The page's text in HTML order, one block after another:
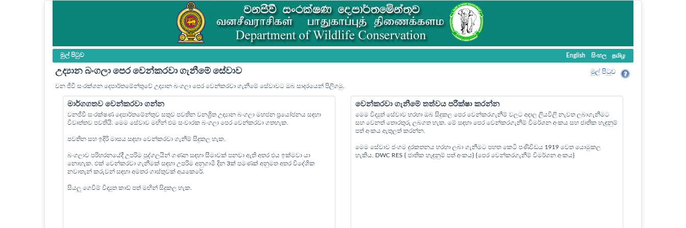
මුල් පි‍ටුව English සිංහල தமிழ
උද්‍යාන බංගලා පෙර වෙන්කරවා ගැනීමේ සේවාව මුල් පි‍ටුව
වන ජීවී සංරක්ශන දෙපාර්තමේන්තුවේ උද්‍යාන බංගලා පෙර වෙන්කරවා ගැනීමේ සේවාවට ඔබ සාදරයෙන් පිලිගමු.
මාර්ගගතව වෙන්කරවා ගන්න
වනජීවී සංරක්ෂණ දෙපාර්තමේන්තුව සතුව පවතින වනශ්‍රිත උද්‍යාන බංගලා මහජන ප්‍රයෝජනය සඳහා
විවෘත්තව පවතියි. මෙම සේවාව මඟින් එම සංචාරක බංගලා පෙර වෙන්කරවා ගතහැක.
පවතින සහ ඉදිරි මාසය සඳහා වෙන්කරවා ගැනීම් සිදුකල හැක.
බංගලාව පරිහරනයේදී උපරිම පුද්ගලයින් ගණන සඳහා සීමාවක් පනවා ඇති අතර එය ඉක්මවා යා
නොහැක. එක් වෙන්කරවා ගැනීමක් සඳහා උපරිම අනුගාමී දින 3ක් පමණක් අනුමත අතර විදේශික
නවාතැන් කරුවන් සඳහා අමතර ගාස්තුවක් අයකෙරේ.
සියලු ගෙවීම් විද්‍යුත කාඩ් පත් මඟින් සිදුකල හැක.
වෙන්කරවා ගැනීමේ තත්වය පරීක්ෂා කරන්න
මෙම විද්‍යුත් සේවාව හරහා ඔබ සිදුකල පෙර වෙන්කරගැනීම් වලට අදාල ලියවිලි නැවත ලබාගැනීමට
සහ වෙනත් තොරතුරු ලබගත හැක. මේ සඳහා පෙර වෙන්කරගැනීම් විමර්ශන අංකය සහ ජාතික හැඳුනුම්
පත් අංකය ඇතුලත් කරන්න.
මෙම සේවාව ජංගම දුරකතනය හරහා ලබා ගැනීමට පහත කෙටි පණිවිඩය 1919 වෙත යොමුකල
හැකිය. DWC RES { ජාතික හැඳුනුම් පත් අංකය} {පෙර වෙන්කරගැනීම් විමර්ශන අංකය}